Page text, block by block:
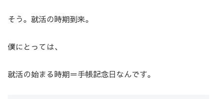
そう。就活の時期到来。
僕にとっては、
就活の始まる時期＝手帳記念日なんです。